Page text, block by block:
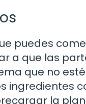
puedes
a que las
que no
ingredientes
la